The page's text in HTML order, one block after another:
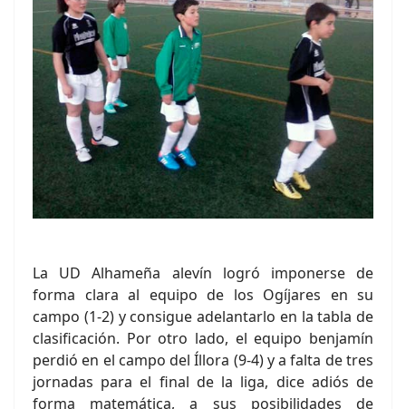
La UD Alhameña alevín logró imponerse de
forma clara al equipo de los Ogíjares en su
campo (1-2) y consigue adelantarlo en la tabla de
clasificación. Por otro lado, el equipo benjamín
perdió en el campo del Íllora (9-4) y a falta de tres
jornadas para el final de la liga, dice adiós de
forma matemática, a sus posibilidades de